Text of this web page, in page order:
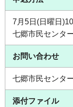
7月5日(日曜日
七郷市民セン
お問い合わせ
七郷市民センタ
添付ファイル